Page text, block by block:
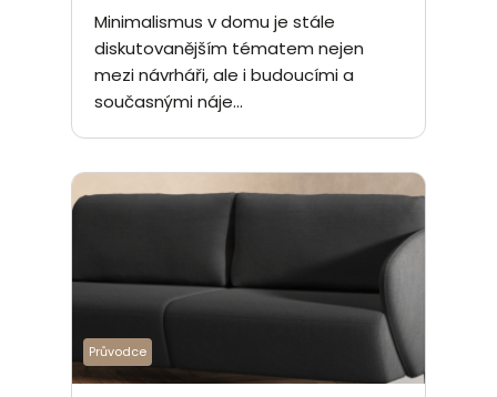
Minimalismus v domu je stále
diskutovanějším tématem nejen
mezi návrháři, ale i budoucími a
současnými náje...
Průvodce